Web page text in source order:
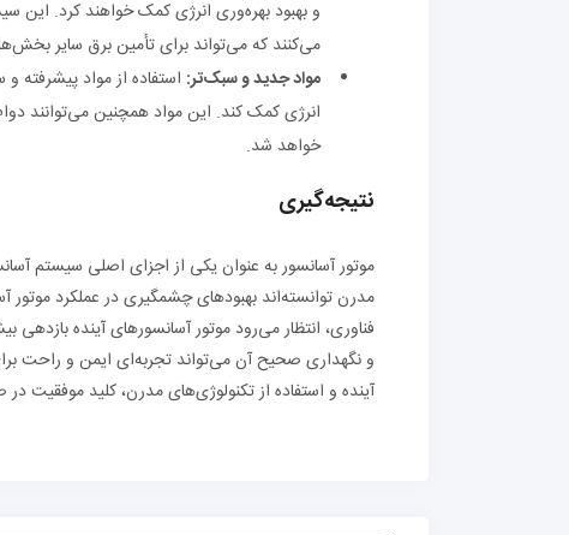
و بهبود بهره‌وری انرژی کمک خواهند کرد. این
می‌کنند که می‌تواند برای تأمین برق سایر
مواد جدید و سبک‌تر: استفاده از مواد
انرژی کمک کند. این مواد همچنین می‌توانند
خواهد شد.
نتیجه‌گیری
موتور آسانسور به عنوان یکی از اجزای اصلی سیستم
مدرن توانسته‌اند بهبودهای چشمگیری در عملکرد موتور
فناوری، انتظار می‌رود موتور آسانسورهای آینده
و نگهداری صحیح آن می‌تواند تجربه‌ای ایمن و راحت
آینده و استفاده از تکنولوژی‌های مدرن، کلید موفقیت